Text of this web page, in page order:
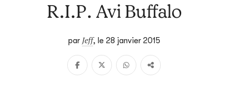
R.I.P. Avi Buffalo
par Jeff, le 28 janvier 2015